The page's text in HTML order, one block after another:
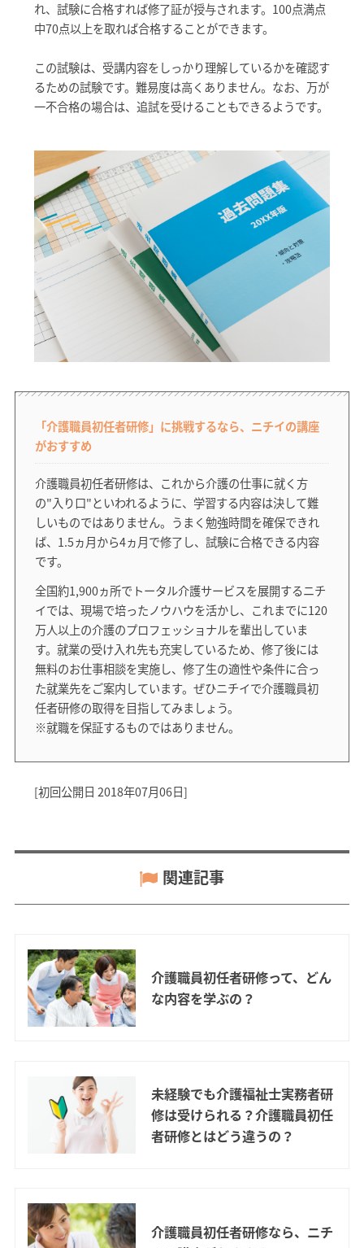
れ、試験に合格すれば修了証が授与されます。100点満点
中70点以上を取れば合格することができます。
この試験は、受講内容をしっかり理解しているかを確認す
るための試験です。難易度は高くありません。なお、万が
一不合格の場合は、追試を受けることもできるようです。
「介護職員初任者研修」に挑戦するなら、ニチイの講座
がおすすめ
介護職員初任者研修は、これから介護の仕事に就く方
の"入り口"といわれるように、学習する内容は決して難
しいものではありません。うまく勉強時間を確保できれ
ば、1.5ヵ月から4ヵ月で修了し、試験に合格できる内容
です。
全国約1,900ヵ所でトータル介護サービスを展開するニチ
イでは、現場で培ったノウハウを活かし、これまでに120
万人以上の介護のプロフェッショナルを輩出していま
す。就業の受け入れ先も充実しているため、修了後には
無料のお仕事相談を実施し、修了生の適性や条件に合っ
た就業先をご案内しています。ぜひニチイで介護職員初
任者研修の取得を目指してみましょう。
※就職を保証するものではありません。
[初回公開日 2018年07月06日]
関連記事
介護職員初任者研修って、どん
な内容を学ぶの？
未経験でも介護福祉士実務者研
修は受けられる？介護職員初任
者研修とはどう違うの？
介護職員初任者研修なら、ニチ